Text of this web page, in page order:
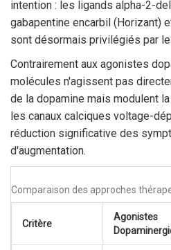
intention : les ligands alpha-2-
gabapentine encarbil (Horizant)
sont désormais privilégiés par
Contrairement aux agonistes
molécules n'agissent pas
de la dopamine mais modulent
les canaux calciques voltage-
réduction significative des
d'augmentation.
Comparaison des approches
Critère
Agonistes